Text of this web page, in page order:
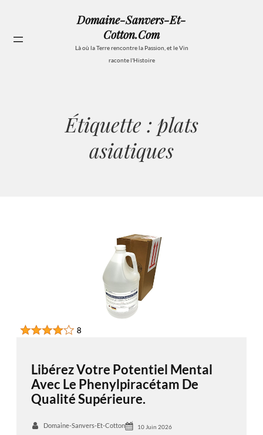
contenu
Domaine-Sanvers-Et-
Cotton.com
Là où la Terre rencontre la Passion, et le Vin
raconte l'Histoire
Étiquette : plats
asiatiques
Libérez Votre Potentiel Mental
Avec Le Phenylpiracétam De
Qualité Supérieure.
Domaine-Sanvers-Et-Cotton 10 Juin 2026